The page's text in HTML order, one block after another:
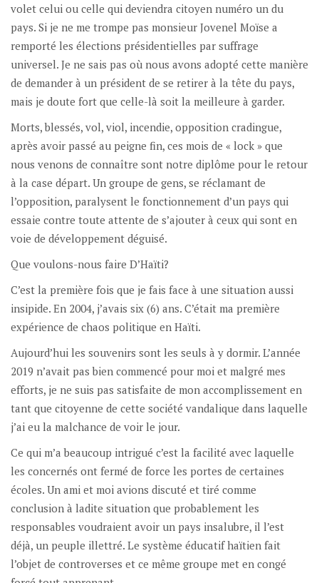
volet celui ou celle qui deviendra citoyen numéro un du
pays. Si je ne me trompe pas monsieur Jovenel Moïse a
remporté les élections présidentielles par suffrage
universel. Je ne sais pas où nous avons adopté cette manière
de demander à un président de se retirer à la tête du pays,
mais je doute fort que celle-là soit la meilleure à garder.
Morts, blessés, vol, viol, incendie, opposition cradingue,
après avoir passé au peigne fin, ces mois de « lock » que
nous venons de connaître sont notre diplôme pour le retour
à la case départ. Un groupe de gens, se réclamant de
l’opposition, paralysent le fonctionnement d’un pays qui
essaie contre toute attente de s’ajouter à ceux qui sont en
voie de développement déguisé.
Que voulons-nous faire D’Haïti?
C’est la première fois que je fais face à une situation aussi
insipide. En 2004, j’avais six (6) ans. C’était ma première
expérience de chaos politique en Haïti.
Aujourd’hui les souvenirs sont les seuls à y dormir. L’année
2019 n’avait pas bien commencé pour moi et malgré mes
efforts, je ne suis pas satisfaite de mon accomplissement en
tant que citoyenne de cette société vandalique dans laquelle
j’ai eu la malchance de voir le jour.
Ce qui m’a beaucoup intrigué c’est la facilité avec laquelle
les concernés ont fermé de force les portes de certaines
écoles. Un ami et moi avions discuté et tiré comme
conclusion à ladite situation que probablement les
responsables voudraient avoir un pays insalubre, il l’est
déjà, un peuple illettré. Le système éducatif haïtien fait
l’objet de controverses et ce même groupe met en congé